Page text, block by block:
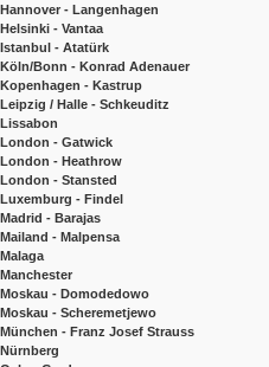
Hannover - Langenhagen
Helsinki - Vantaa
Istanbul - Atatürk
Köln/Bonn - Konrad Adenauer
Kopenhagen - Kastrup
Leipzig / Halle - Schkeuditz
Lissabon
London - Gatwick
London - Heathrow
London - Stansted
Luxemburg - Findel
Madrid - Barajas
Mailand - Malpensa
Malaga
Manchester
Moskau - Domodedowo
Moskau - Scheremetjewo
München - Franz Josef Strauss
Nürnberg